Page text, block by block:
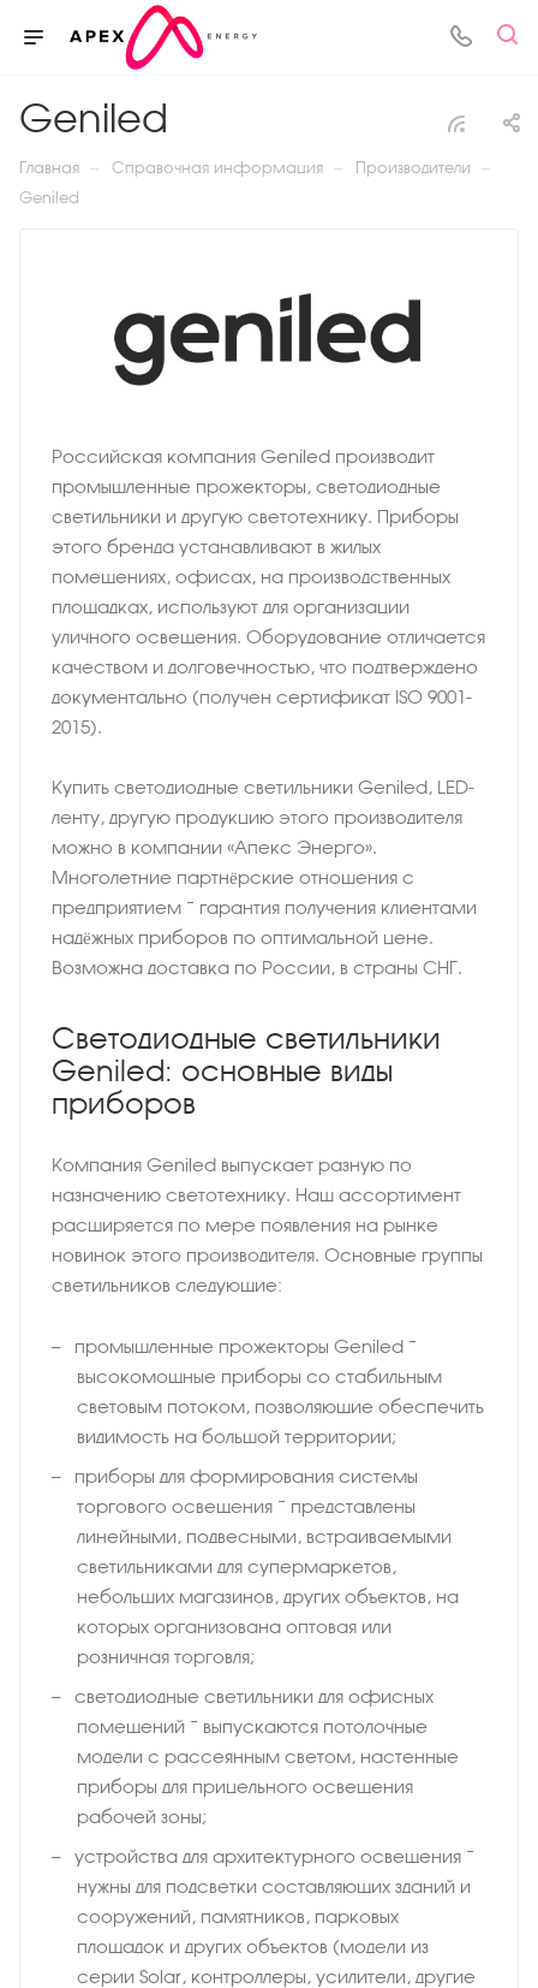
Geniled
Главная — Справочная информация — Производители —
Geniled
Российская компания Geniled производит
промышленные прожекторы, светодиодные
светильники и другую светотехнику. Приборы
этого бренда устанавливают в жилых
помещениях, офисах, на производственных
площадках, используют для организации
уличного освещения. Оборудование отличается
качеством и долговечностью, что подтверждено
документально (получен сертификат ISO 9001-
2015).
Купить светодиодные светильники Geniled, LED-
ленту, другую продукцию этого производителя
можно в компании «Апекс Энерго».
Многолетние партнёрские отношения с
предприятием − гарантия получения клиентами
надёжных приборов по оптимальной цене.
Возможна доставка по России, в страны СНГ.
Светодиодные светильники
Geniled: основные виды
приборов
Компания Geniled выпускает разную по
назначению светотехнику. Наш ассортимент
расширяется по мере появления на рынке
новинок этого производителя. Основные группы
светильников следующие:
промышленные прожекторы Geniled −
высокомощные приборы со стабильным
световым потоком, позволяющие обеспечить
видимость на большой территории;
приборы для формирования системы
торгового освещения − представлены
линейными, подвесными, встраиваемыми
светильниками для супермаркетов,
небольших магазинов, других объектов, на
которых организована оптовая или
розничная торговля;
светодиодные светильники для офисных
помещений − выпускаются потолочные
модели с рассеянным светом, настенные
приборы для прицельного освещения
рабочей зоны;
устройства для архитектурного освещения −
нужны для подсветки составляющих зданий и
сооружений, памятников, парковых
площадок и других объектов (модели из
серии Solar, контроллеры, усилители, другие